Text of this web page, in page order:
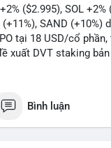
($2.995), SOL +2%
(+11%), SAND (+10%)
tại 18 USD/cổ
xuất DVT staking
hành giấy phép
là tài sản hợp
ký vào luật cấu trúc
Bình luận